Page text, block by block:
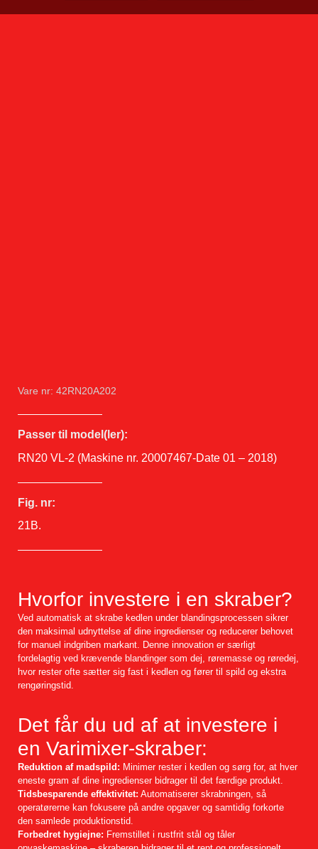
Vare nr: 42RN20A202
Passer til model(ler):
RN20 VL-2 (Maskine nr. 20007467-Date 01 – 2018)
Fig. nr:
21B.
Hvorfor investere i en skraber?
Ved automatisk at skrabe kedlen under blandingsprocessen sikrer
den maksimal udnyttelse af dine ingredienser og reducerer behovet
for manuel indgriben markant. Denne innovation er særligt
fordelagtig ved krævende blandinger som dej, røremasse og røredej,
hvor rester ofte sætter sig fast i kedlen og fører til spild og ekstra
rengøringstid.
Det får du ud af at investere i
en Varimixer-skraber:
Reduktion af madspild: Minimer rester i kedlen og sørg for, at hver
eneste gram af dine ingredienser bidrager til det færdige produkt.
Tidsbesparende effektivitet: Automatiserer skrabningen, så
operatørerne kan fokusere på andre opgaver og samtidig forkorte
den samlede produktionstid.
Forbedret hygiejne: Fremstillet i rustfrit stål og tåler